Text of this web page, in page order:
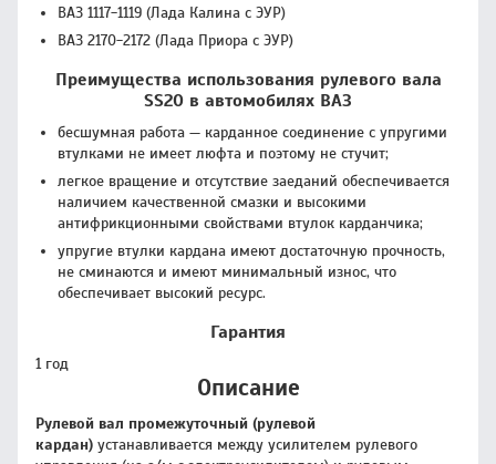
ВАЗ 1117-1119 (Лада Калина с ЭУР)
ВАЗ 2170-2172 (Лада Приора с ЭУР)
Преимущества использования рулевого вала
SS20 в автомобилях ВАЗ
бесшумная работа — карданное соединение с упругими
втулками не имеет люфта и поэтому не стучит;
легкое вращение и отсутствие заеданий обеспечивается
наличием качественной смазки и высокими
антифрикционными свойствами втулок карданчика;
упругие втулки кардана имеют достаточную прочность,
не сминаются и имеют минимальный износ, что
обеспечивает высокий ресурс.
Гарантия
1 год
Описание
Рулевой вал промежуточный (рулевой
кардан) устанавливается между усилителем рулевого